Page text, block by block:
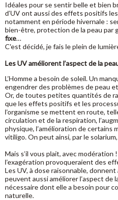
Idéales pour se sentir belle et bien
d’UV ont aussi des effets positifs
notamment en période hivernale :
bien-être, protection de la peau par
fixe…
C'est décidé, je fais le plein de
Les UV améliorent l’aspect de la
L’Homme a besoin de soleil. Un
engendrer des problèmes de peau
Or, de toutes petites quantités de
que les effets positifs et les
l’organisme se mettent en route,
circulation et de la respiration,
physique, l’amélioration de certains
vitiligo. On peut ainsi, par le
Mais s’il vous plait, avec modération
l’exagération provoqueraient des
Les UV, à dose raisonnable,
peuvent aussi améliorer l’aspect de
nécessaire dont elle a besoin pour
naturelle.